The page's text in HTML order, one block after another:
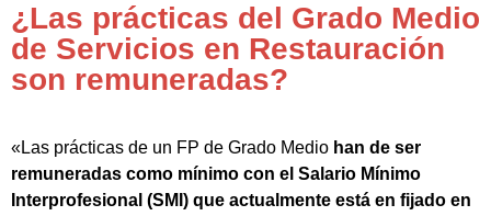
¿Las prácticas del Grado Medio
de Servicios en Restauración
son remuneradas?
«Las prácticas de un FP de Grado Medio han de ser
remuneradas como mínimo con el Salario Mínimo
Interprofesional (SMI) que actualmente está en fijado en